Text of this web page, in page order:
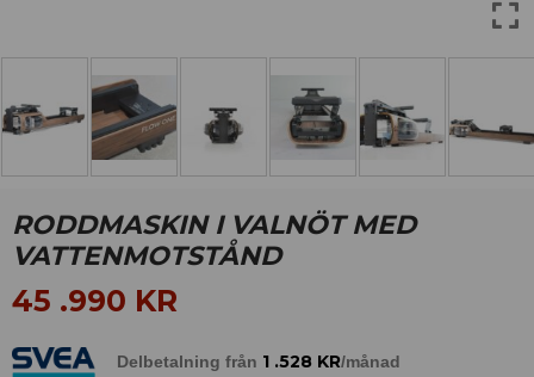
RODDMASKIN I VALNÖT MED
VATTENMOTSTÅND
45 .990 KR
Delbetalning från 1 .528 KR/månad